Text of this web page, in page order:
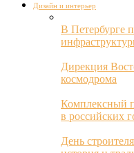
Дизайн и интерьер
В Петербурге
Дирекция
космодрома
Комплексный
в российских
День